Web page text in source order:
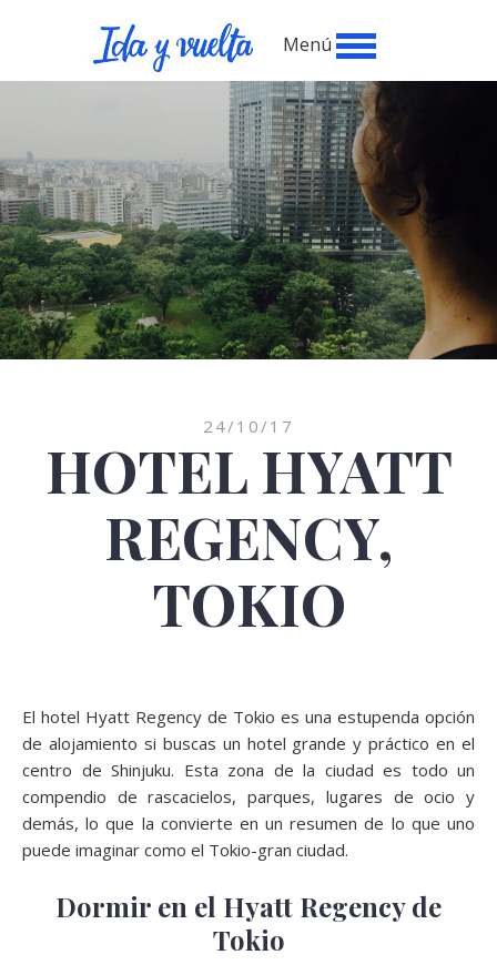
Menú
24/10/17
HOTEL HYATT
REGENCY,
TOKIO
El hotel Hyatt Regency de Tokio es una estupenda opción
de alojamiento si buscas un hotel grande y práctico en el
centro de Shinjuku. Esta zona de la ciudad es todo un
compendio de rascacielos, parques, lugares de ocio y
demás, lo que la convierte en un resumen de lo que uno
puede imaginar como el Tokio-gran ciudad.
Dormir en el Hyatt Regency de
Tokio